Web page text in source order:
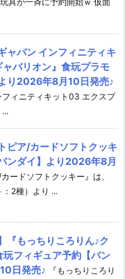
ャバン インフィニティキ
バリオン』食玩プラモ
り2026年8月10日発売♪
フィニティキット03 エクスプ
ピア/カードソフトクッキ
ンダイ】より2026年8月
カードソフトクッキー』は、
2種）より ...
『もっちりころりん♪ク
フィギュア予約【バン
日発売♪
『もっちりころり